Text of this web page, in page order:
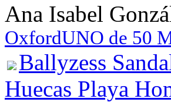
Ana Isabel
OxfordUNO de 50
Ballyzess
Huecas Playa